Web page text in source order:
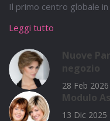
Il primo centro globale
Leggi tutto
Nuove
negozio
28 Feb 2026
Modulo
13 Dic 2025